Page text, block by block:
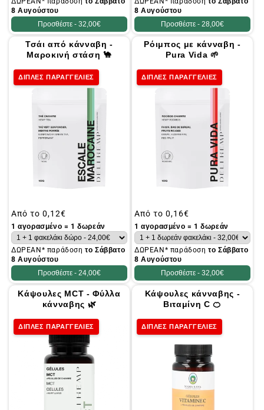
8 Αυγούστου
Προσθέστε - 32,00€
8 Αυγούστου
Προσθέστε - 28,00€
Τσάι από κάνναβη -
Μαροκινή στάση 🐪
ΔΙΠΛΕΣ ΠΑΡΑΓΓΕΛΙΕΣ
Συνήθης
τιμή
Από το 0,12€
1 αγορασμένο = 1 δωρεάν
ΔΩΡΕΑΝ* παράδοσητο Σάββατο
8 Αυγούστου
Προσθέστε - 24,00€
Ρόιμπος με κάνναβη -
Pura Vida 🌱
ΔΙΠΛΕΣ ΠΑΡΑΓΓΕΛΙΕΣ
Συνήθης
τιμή
Από το 0,16€
1 αγορασμένο = 1 δωρεάν
ΔΩΡΕΑΝ* παράδοσητο Σάββατο
8 Αυγούστου
Προσθέστε - 32,00€
Κάψουλες MCT - Φύλλα
κάνναβης 🌿
ΔΙΠΛΕΣ ΠΑΡΑΓΓΕΛΙΕΣ
Κάψουλες κάνναβης -
Βιταμίνη C 🍊
ΔΙΠΛΕΣ ΠΑΡΑΓΓΕΛΙΕΣ